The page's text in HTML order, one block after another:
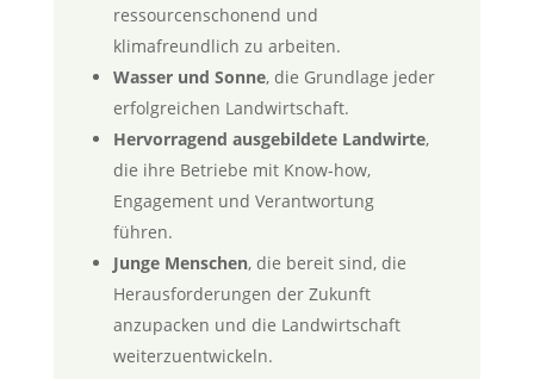
ressourcenschonend und
klimafreundlich zu arbeiten.
Wasser und Sonne, die Grundlage jeder
erfolgreichen Landwirtschaft.
Hervorragend ausgebildete Landwirte,
die ihre Betriebe mit Know-how,
Engagement und Verantwortung
führen.
Junge Menschen, die bereit sind, die
Herausforderungen der Zukunft
anzupacken und die Landwirtschaft
weiterzuentwickeln.